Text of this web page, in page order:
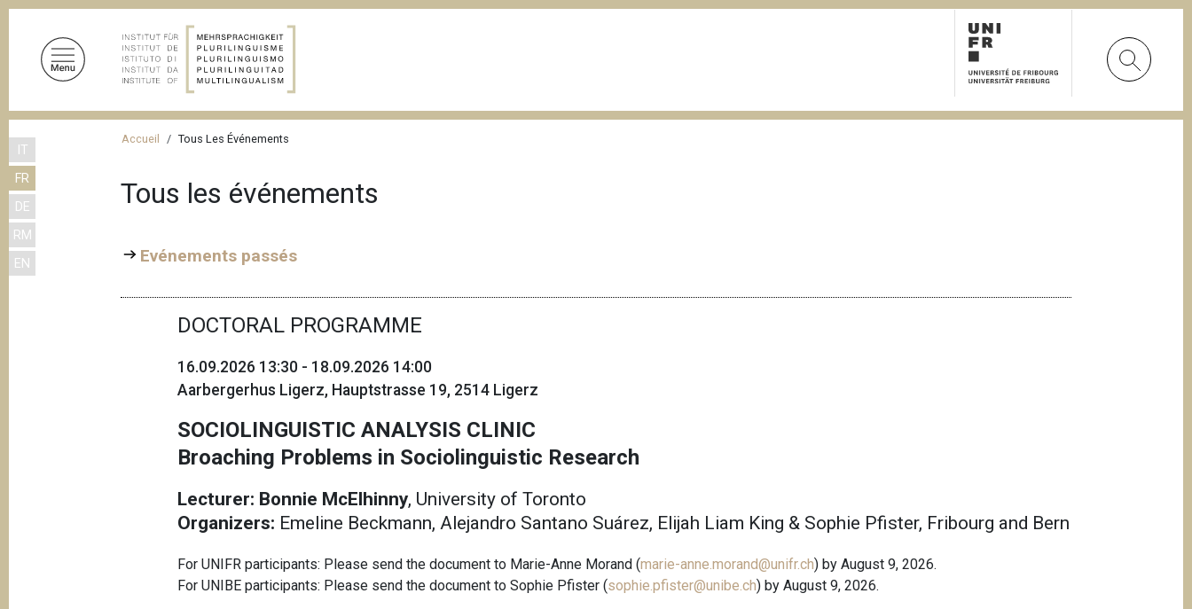
IT
FR
DE
RM
EN
Accueil Tous Les Événements
Tous les événements
Evénements passés
DOCTORAL PROGRAMME
16.09.2026 13:30 - 18.09.2026 14:00
Aarbergerhus Ligerz, Hauptstrasse 19, 2514 Ligerz
SOCIOLINGUISTIC ANALYSIS CLINIC
Broaching Problems in Sociolinguistic Research
Lecturer: Bonnie McElhinny, University of Toronto
Organizers: Emeline Beckmann, Alejandro Santano Suárez, Elijah Liam King & Sophie Pfister, Fribourg and Bern
For UNIFR participants: Please send the document to Marie-Anne Morand (marie-anne.morand@unifr.ch) by August 9, 2026.
For UNIBE participants: Please send the document to Sophie Pfister (sophie.pfister@unibe.ch) by August 9, 2026.